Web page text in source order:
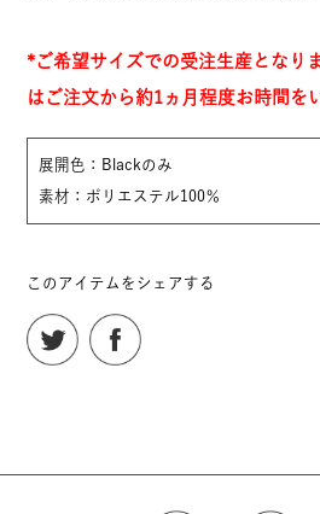
*ご希望サイズでの受注生産となり
はご注文から約1ヵ月程度お時間を
展開色：Blackのみ
素材：ポリエステル100％
このアイテムをシェアする